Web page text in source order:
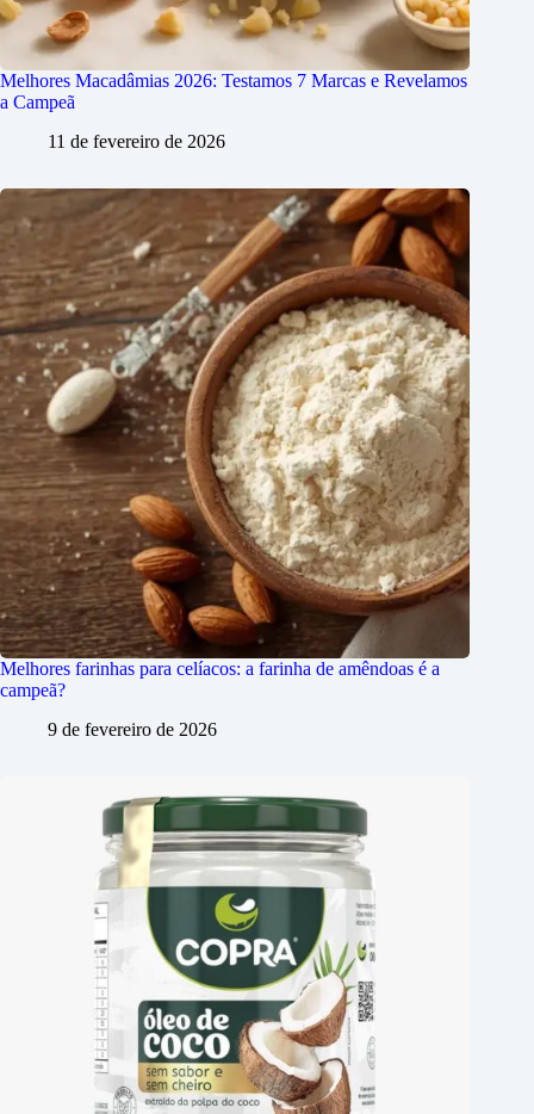
Melhores Macadâmias 2026: Testamos 7 Marcas e Revelamos
a Campeã
11 de fevereiro de 2026
Melhores farinhas para celíacos: a farinha de amêndoas é a
campeã?
9 de fevereiro de 2026